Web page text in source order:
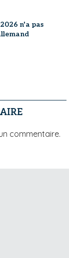
n'a pas
commentaire.